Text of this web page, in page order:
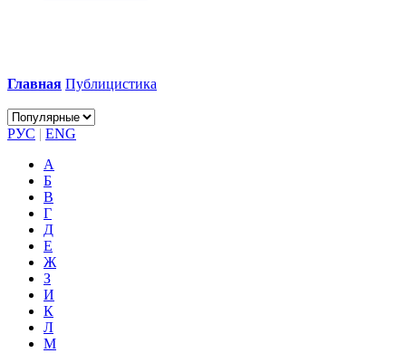
Главная Публицистика
РУС | ENG
А
Б
В
Г
Д
Е
Ж
З
И
К
Л
М